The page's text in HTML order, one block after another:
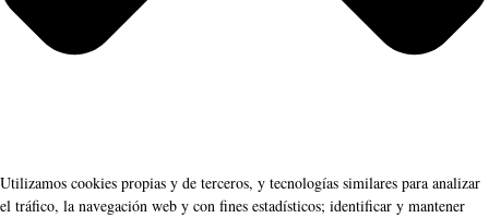
Utilizamos cookies propias y de terceros, y tecnologías similares para analizar
el tráfico, la navegación web y con fines estadísticos; identificar y mantener